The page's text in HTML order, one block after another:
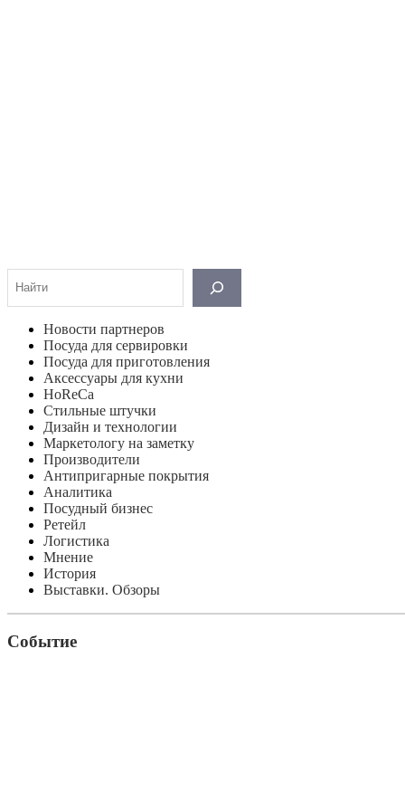
Новости партнеров
Посуда для сервировки
Посуда для приготовления
Аксессуары для кухни
HoReCa
Стильные штучки
Дизайн и технологии
Маркетологу на заметку
Производители
Антипригарные покрытия
Аналитика
Посудный бизнес
Ретейл
Логистика
Мнение
История
Выставки. Обзоры
Событие